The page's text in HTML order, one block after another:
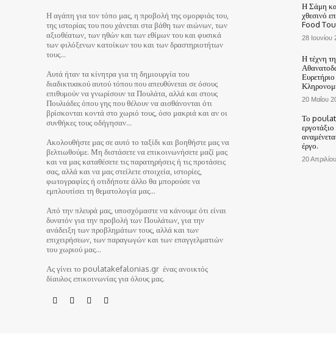
Η αγάπη για τον τόπο μας, η προβολή της ομορφιάς του,
της ιστορίας του που χάνεται στα βάθη των αιώνων, των
αξιοθέατων, των ηθών και των εθίμων του και φυσικά
των φιλόξενων κατοίκων του και των δραστηριοτήτων
τους…
Αυτά ήταν τα κίνητρα για τη δημιουργία του
διαδικτυακού αυτού τόπου που απευθύνεται σε όσους
επιθυμούν να γνωρίσουν τα Πουλάτα, αλλά και στους
Πουλιάδες όπου γης που θέλουν να αισθάνονται ότι
βρίσκονται κοντά στο χωριό τους, όσο μακριά και αν οι
συνθήκες τους οδήγησαν…
Ακολουθήστε μας σε αυτό το ταξίδι και βοηθήστε μας να
βελτιωθούμε. Μη διστάσετε να επικοινωνήσετε μαζί μας
και να μας καταθέσετε τις παρατηρήσεις ή τις προτάσεις
σας, αλλά και να μας στείλετε στοιχεία, ιστορίες,
φωτογραφίες ή οτιδήποτε άλλο θα μπορούσε να
εμπλουτίσει τη θεματολογία μας…
Από την πλευρά μας, υποσχόμαστε να κάνουμε ότι είναι
δυνατόν για την προβολή των Πουλάτων, για την
ανάδειξη των προβλημάτων τους, αλλά και των
επιχειρήσεων, των παραγωγών και των επαγγελματιών
του χωριού μας…
Ας γίνει το poulatakefalonias.gr ένας ανοικτός
δίαυλος επικοινωνίας για όλους μας.
Η Σάμη
χθεσινό
Food
28 Ιουνίου
Η τέχνη
20 Μαΐου
Το
έργο.
20